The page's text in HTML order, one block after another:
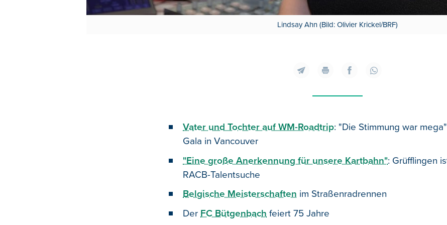
Lindsay Ahn (Bild: Olivier Krickel/BRF)
Vater und Tochter auf WM-Roadtrip: "Die Stimmung war
Gala in Vancouver
"Eine große Anerkennung für unsere Kartbahn": Grüfflingen
RACB-Talentsuche
Belgische Meisterschaften im Straßenradrennen
Der FC Bütgenbach feiert 75 Jahre